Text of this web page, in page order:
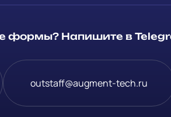
формы? Напишите в
outstaff@augment-tech.ru
Telegram
проект